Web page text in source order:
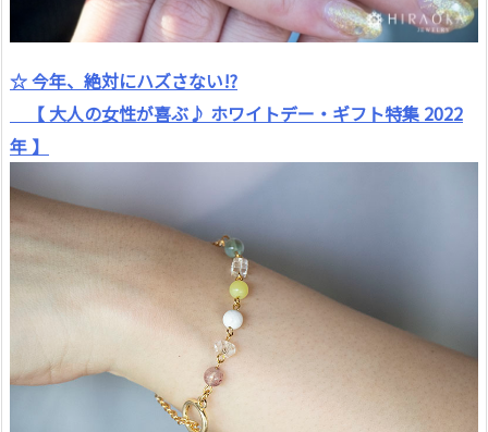
☆ 今年、絶対にハズさない!?
【 大人の女性が喜ぶ♪ ホワイトデー・ギフト特集 2022
年 】